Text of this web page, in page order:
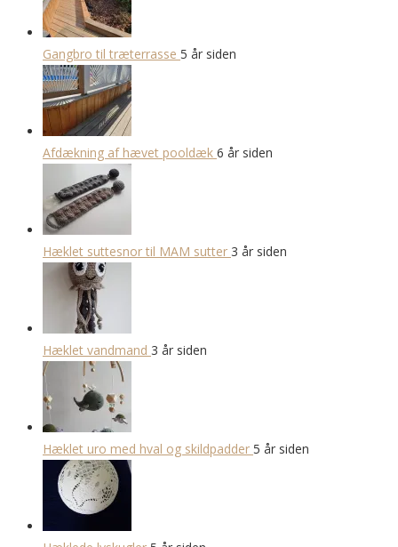
Gangbro til træterrasse 5 år siden
Afdækning af hævet pooldæk 6 år siden
Hæklet suttesnor til MAM sutter 3 år siden
Hæklet vandmand 3 år siden
Hæklet uro med hval og skildpadder 5 år siden